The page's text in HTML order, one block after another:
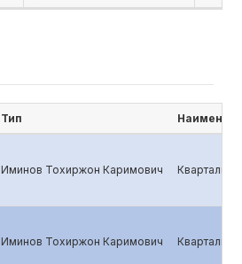
Тип
Иминов Тохиржон Каримович
Иминов Тохиржон Каримович